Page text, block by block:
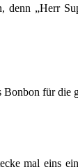
„Herr
Bonbon für die
mal eins